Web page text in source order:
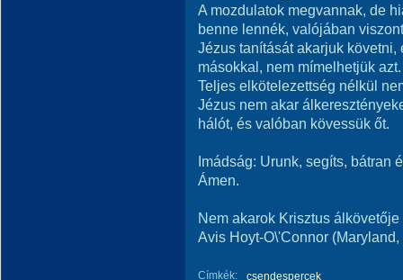
A mozdulatok megvannak, de
benne lennék, valójában
Jézus tanítását akarjuk
másokkal, nem mímelhetjük azt.
Teljes elkötelezettség nélkül
Jézus nem akar
hálót, és valóban kövessük őt.
Imádság: Urunk, segíts, bátran
Ámen.
Nem akarok Krisztus
Avis Hoyt-O\'Connor
Címkék:
csendespercek